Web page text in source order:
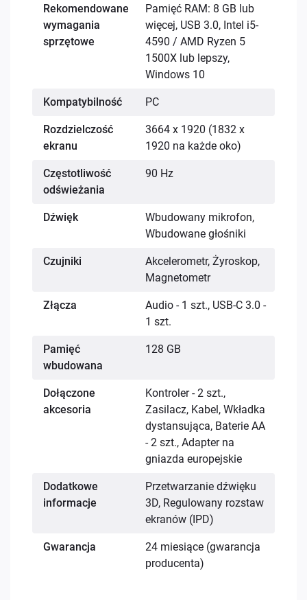
Rekomendowane
wymagania
sprzętowe
Pamięć RAM: 8 GB lub
więcej, USB 3.0, Intel i5-
4590 / AMD Ryzen 5
1500X lub lepszy,
Windows 10
Kompatybilność PC
Rozdzielczość
ekranu
3664 x 1920 (1832 x
1920 na każde oko)
Częstotliwość
odświeżania
90 Hz
Dźwięk
Wbudowany mikrofon,
Wbudowane głośniki
Czujniki
Akcelerometr, Żyroskop,
Magnetometr
Złącza
Audio - 1 szt., USB-C 3.0 -
1 szt.
Pamięć
wbudowana
128 GB
Dołączone
akcesoria
Kontroler - 2 szt.,
Zasilacz, Kabel, Wkładka
dystansująca, Baterie AA
- 2 szt., Adapter na
gniazda europejskie
Dodatkowe
informacje
Przetwarzanie dźwięku
3D, Regulowany rozstaw
ekranów (IPD)
Gwarancja
24 miesiące (gwarancja
producenta)